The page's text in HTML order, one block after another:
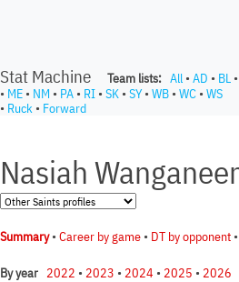
Stat Machine Team lists: All • AD • BL •
• ME • NM • PA • RI • SK • SY• WB • WC • WS
• Ruck • Forward